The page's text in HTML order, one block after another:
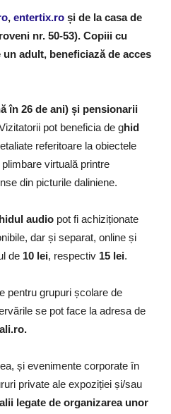
, entertix.ro și de la casa de
nr. 50-53). Copiii cu
adult, beneficiază de acces
în 26 de ani) și pensionarii
pot beneficia de ghid
referitoare la obiectele
plimbare virtuală printre
din picturile daliniene.
audio pot fi achiziționate
dar și separat, online și
de 10 lei, respectiv 15 lei.
pentru grupuri școlare de
se pot face la adresa de
și evenimente corporate în
private ale expoziției și/sau
legate de organizarea unor